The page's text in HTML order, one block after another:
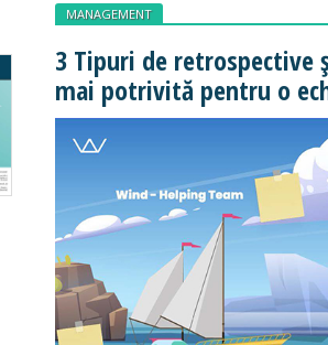
MANAGEMENT
3 Tipuri de retrospective
mai potrivită pentru o